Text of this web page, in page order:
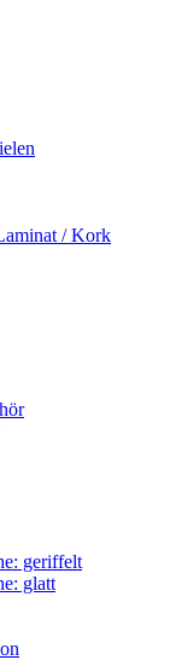
/ Kork
geriffelt
glatt